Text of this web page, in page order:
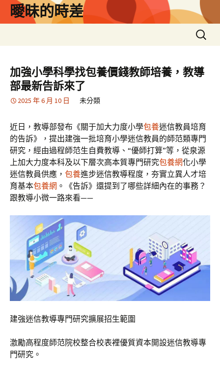
曖昧的時差
搜
尋
鍵
字:
加強小學科學找包養價錢教師培養，教導
部最新告訴來了
2025 年 6 月 10 日 未分類
近日，教導部發布《關于加大力度小學包養迷信教員培育
的告訴》，提出建強一批培育小學迷信教員的師范類專門
研究，經由過程師范生自費教導、“優師打算”等，從泉源
上加大力度本科及以下層次高本質專門研究包養網化小學
迷信教員供應， 包養進步迷信教導程度，夯實立異人才培
育基本包養網 。《告訴》還提到了哪些詳細內在的事務？
跟教導小微一路來看——
建強迷信教導專門研究擴展招生範圍
激勵高程度師范院校整合校表裡優質資本開設迷信教導專
門研究。